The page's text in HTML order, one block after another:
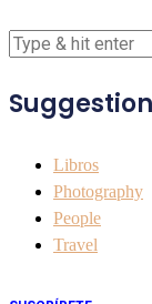
Libros
Photography
People
Travel